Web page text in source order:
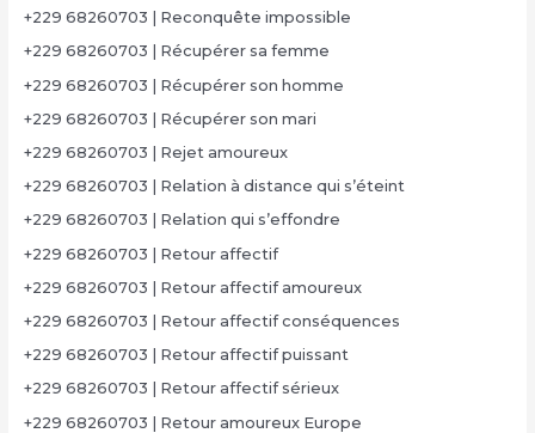
+229 68260703 | Reconquête impossible
+229 68260703 | Récupérer sa femme
+229 68260703 | Récupérer son homme
+229 68260703 | Récupérer son mari
+229 68260703 | Rejet amoureux
+229 68260703 | Relation à distance qui s’éteint
+229 68260703 | Relation qui s’effondre
+229 68260703 | Retour affectif
+229 68260703 | Retour affectif amoureux
+229 68260703 | Retour affectif conséquences
+229 68260703 | Retour affectif puissant
+229 68260703 | Retour affectif sérieux
+229 68260703 | Retour amoureux Europe